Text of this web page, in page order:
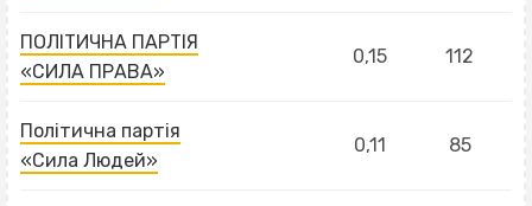
ПОЛІТИЧНА ПАРТІЯ
«СИЛА ПРАВА»
0,15 112
Політична партія
«Сила Людей»
0,11 85